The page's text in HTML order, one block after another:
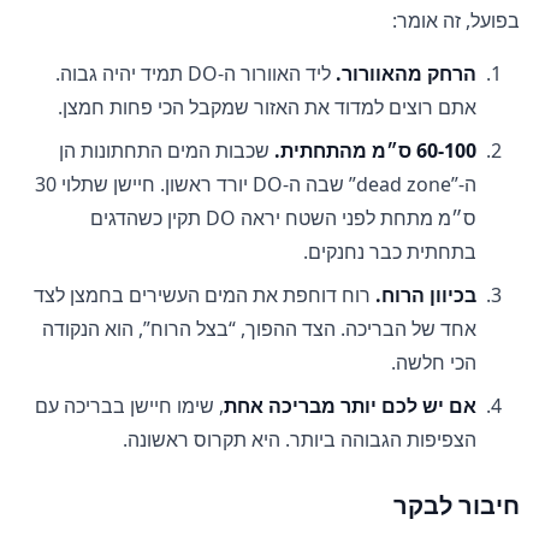
בפועל, זה אומר:
הרחק מהאוורור.
ליד האוורור ה-DO תמיד יהיה גבוה.
אתם רוצים למדוד את האזור שמקבל הכי פחות חמצן.
60-100 ס״מ מהתחתית.
שכבות המים התחתונות הן
ה-”dead zone” שבה ה-DO יורד ראשון. חיישן שתלוי 30
ס״מ מתחת לפני השטח יראה DO תקין כשהדגים
בתחתית כבר נחנקים.
בכיוון הרוח. רוח דוחפת את המים העשירים בחמצן לצד
אחד של הבריכה. הצד ההפוך, “בצל הרוח”, הוא הנקודה
הכי חלשה.
אם יש לכם יותר מבריכה אחת, שימו חיישן בבריכה עם
הצפיפות הגבוהה ביותר. היא תקרוס ראשונה.
חיבור לבקר